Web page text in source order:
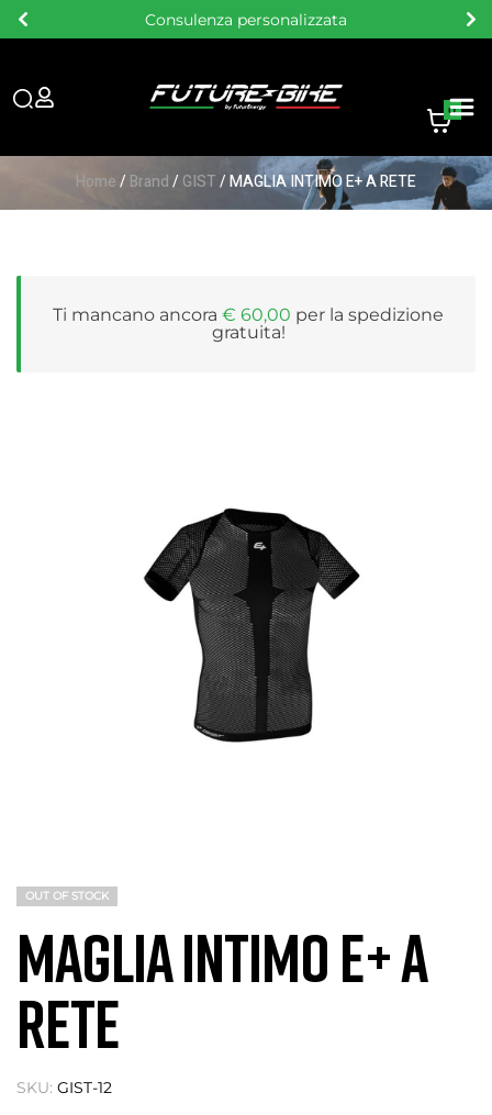
Consulenza personalizzata
0
Home/ Brand/ GIST/ MAGLIA INTIMO E+ A RETE
Ti mancano ancora € 60,00 per la spedizione
gratuita!
OUT OF STOCK
MAGLIA INTIMO E+ A
RETE
SKU: GIST-12